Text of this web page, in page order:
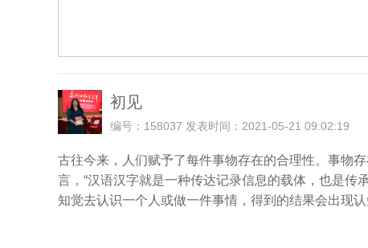
初见
编号：158037 发表时间：2021-05-21 09:02:19
古往今来，人们赋予了每件事物存在的合理性。事物
言，“汉语汉字就是一种传达记录信息的载体，也是
知觉去认识一个人或做一件事情，得到的结果会出现认